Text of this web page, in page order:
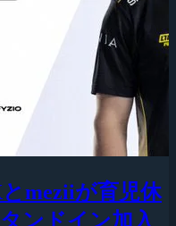
とmeziiが育児休
ンドイン加入